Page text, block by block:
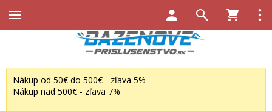
Nákup od 50€ do 500€ - zľava 5%
Nákup nad 500€ - zľava 7%